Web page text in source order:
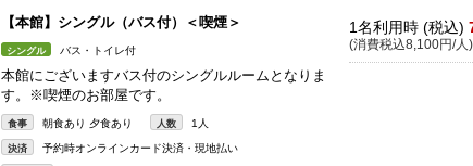
【本館】シングル（バス付）＜喫煙＞
シングル バス・トイレ付
本館にございますバス付のシングルルームとなりま
す。※喫煙のお部屋です。
食事 朝食あり 夕食あり 人数 1人
決済 予約時オンラインカード決済・現地払い
1名利用時 (税込)
(消費税込8,100円/人)